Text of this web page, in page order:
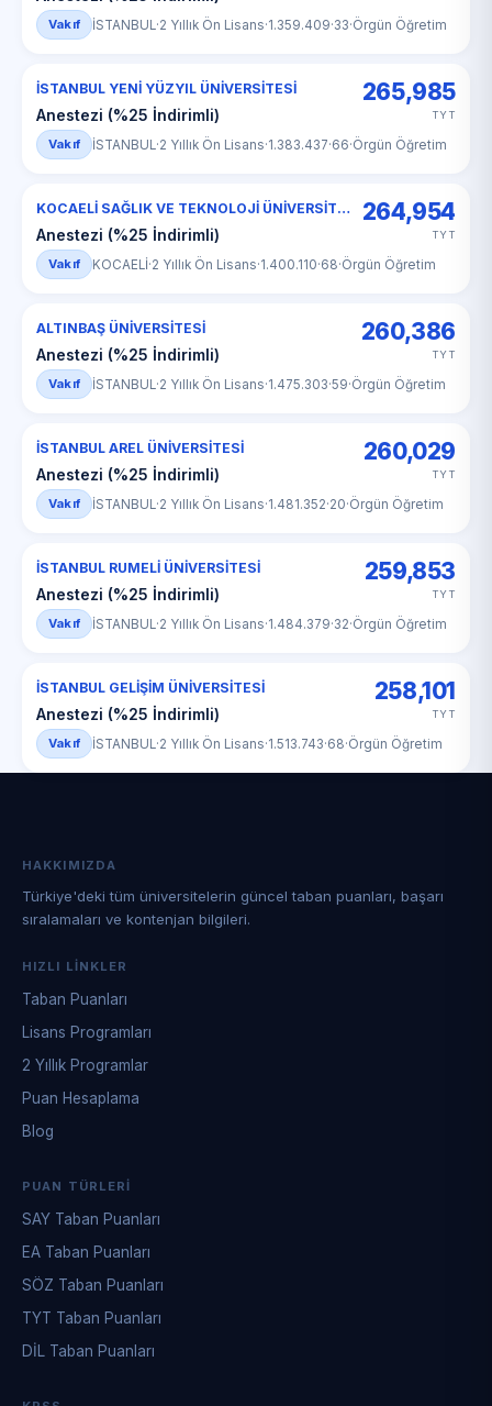
Vakıf İSTANBUL ·2 Yıllık Ön Lisans·1.359.409·33·Örgün Öğretim
İSTANBUL YENİ YÜZYIL ÜNİVERSİTESİ
Anestezi (%25 İndirimli)
265,985
TYT
Vakıf İSTANBUL ·2 Yıllık Ön Lisans·1.383.437·66·Örgün Öğretim
KOCAELİ SAĞLIK VE TEKNOLOJİ ÜNİVERSİTESİ
Anestezi (%25 İndirimli)
264,954
TYT
Vakıf KOCAELİ·2 Yıllık Ön Lisans·1.400.110·68·Örgün Öğretim
ALTINBAŞ ÜNİVERSİTESİ
Anestezi (%25 İndirimli)
260,386
TYT
Vakıf İSTANBUL ·2 Yıllık Ön Lisans·1.475.303·59·Örgün Öğretim
İSTANBUL AREL ÜNİVERSİTESİ
Anestezi (%25 İndirimli)
260,029
TYT
Vakıf İSTANBUL ·2 Yıllık Ön Lisans·1.481.352·20·Örgün Öğretim
İSTANBUL RUMELİ ÜNİVERSİTESİ
Anestezi (%25 İndirimli)
259,853
TYT
Vakıf İSTANBUL ·2 Yıllık Ön Lisans·1.484.379·32·Örgün Öğretim
İSTANBUL GELİŞİM ÜNİVERSİTESİ
Anestezi (%25 İndirimli)
258,101
TYT
Vakıf İSTANBUL ·2 Yıllık Ön Lisans·1.513.743·68·Örgün Öğretim
HAKKIMIZDA
Türkiye'deki tüm üniversitelerin güncel taban puanları, başarı
sıralamaları ve kontenjan bilgileri.
HIZLI LINKLER
Taban Puanları
Lisans Programları
2 Yıllık Programlar
Puan Hesaplama
Blog
PUAN TÜRLERI
SAY Taban Puanları
EA Taban Puanları
SÖZ Taban Puanları
TYT Taban Puanları
DİL Taban Puanları